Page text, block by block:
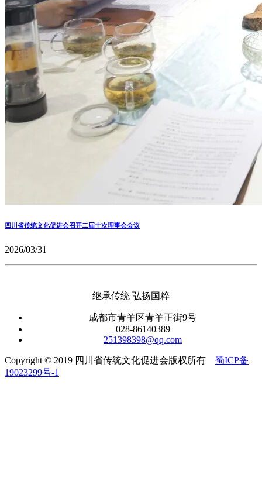
四川省传统文化促进会召开二届十次理事会会议
2026/03/31
继承传统 弘扬国粹
成都市青羊区青羊正街9号
028-86140389
251398398@qq.com
Copyright © 2019 四川省传统文化促进会版权所有 蜀ICP备
19023299号-1